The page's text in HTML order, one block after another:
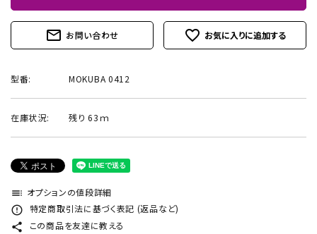
mail_outline お問い合わせ favorite_outline
型番: MOKUBA 0412
在庫状況: 残り 63ｍ
toc オプションの値段詳細
error_outline 特定商取引法に基づく表記 (返品など)
share この商品を友達に教える